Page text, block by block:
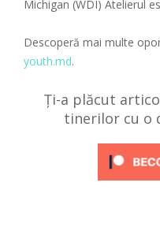
Michigan (WDI) Atelierul
Descoperă mai multe
youth.md.
Ți-a plăcut
tinerilor cu o